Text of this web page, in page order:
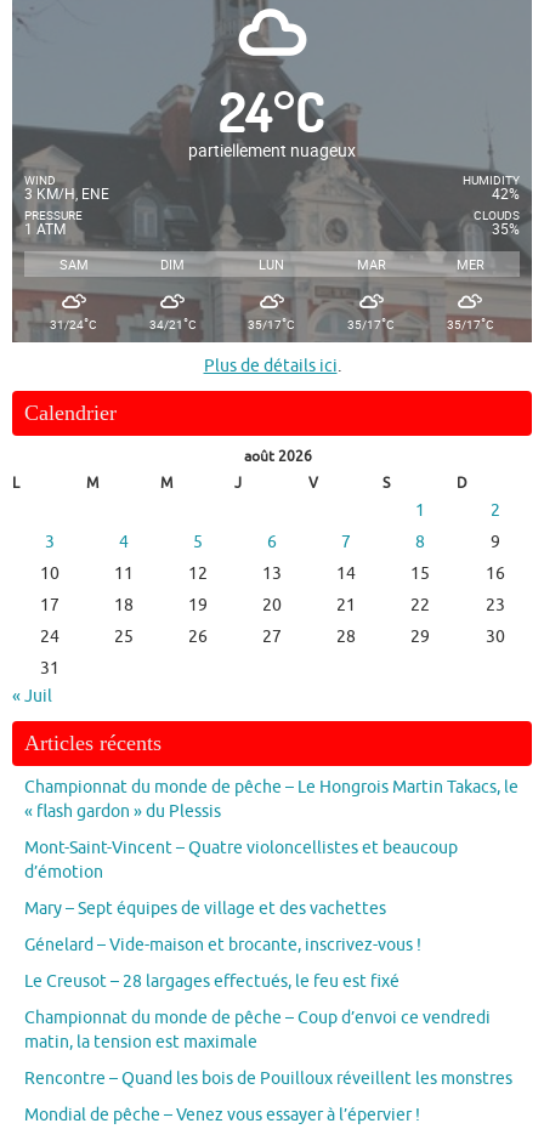
24°C
partiellement nuageux
WIND
3 KM/H, ENE
PRESSURE
1 ATM
HUMIDITY
42%
CLOUDS
35%
SAM DIM LUN MAR MER
31/24°C 34/21°C 35/17°C 35/17°C 35/17°C
Plus de détails ici.
Calendrier
août 2026
L
M M J V S D
1
2
3
4 5 6 7 8
9
10
11 12 13 14 15
16
17
18 19 20 21 22
23
24
25 26 27 28 29
30
31
« Juil
Articles récents
Championnat du monde de pêche – Le Hongrois Martin Takacs, le
« flash gardon » du Plessis
Mont-Saint-Vincent – Quatre violoncellistes et beaucoup
d’émotion
Mary – Sept équipes de village et des vachettes
Génelard – Vide-maison et brocante, inscrivez-vous !
Le Creusot – 28 largages effectués, le feu est fixé
Championnat du monde de pêche – Coup d’envoi ce vendredi
matin, la tension est maximale
Rencontre – Quand les bois de Pouilloux réveillent les monstres
Mondial de pêche – Venez vous essayer à l’épervier !